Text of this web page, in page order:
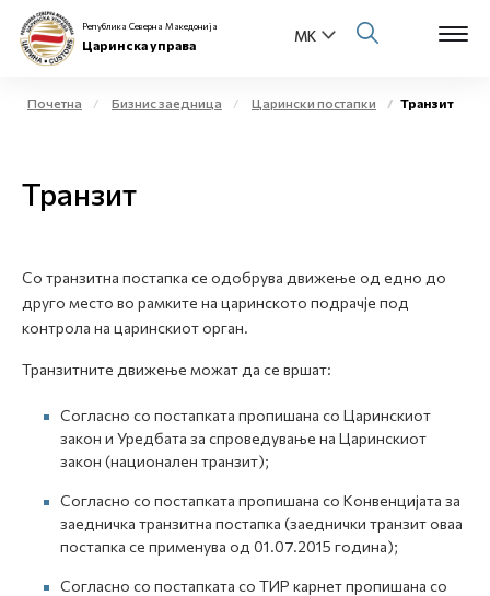
Физички лица
Бизнис заедница
Е-Царина
Медиа центар
Контакт
Република Северна Македонија
Царинска управа
Почетна Бизнис заедница Царински постапки Транзит
Транзит
Со транзитна постапка се одобрува движење од едно до
друго место во рамките на царинското подрачје под
контрола на царинскиот орган.
Транзитните движење можат да се вршат:
Согласно со постапката пропишана со Царинскиот
закон и Уредбата за спроведување на Царинскиот
закон (национален транзит);
Согласно со постапката пропишана со Конвенцијата за
заедничка транзитна постапка (заеднички транзит оваа
постапка се применува од 01.07.2015 година);
Согласно со постапката со ТИР карнет пропишана со